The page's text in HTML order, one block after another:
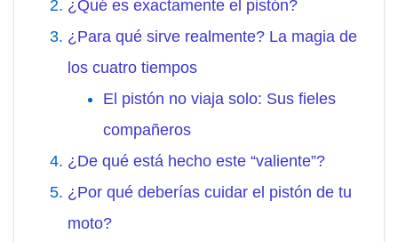
¿Qué es exactamente el pistón?
¿Para qué sirve realmente? La magia de
los cuatro tiempos
El pistón no viaja solo: Sus fieles
compañeros
¿De qué está hecho este “valiente”?
¿Por qué deberías cuidar el pistón de tu
moto?